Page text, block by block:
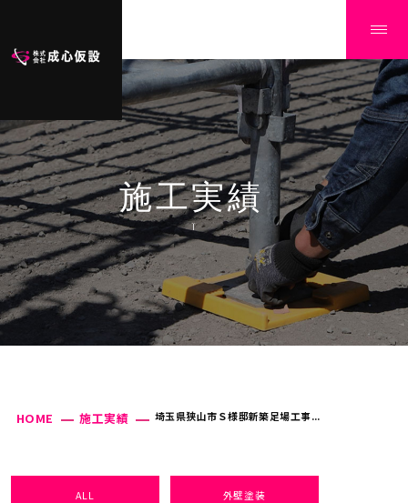
施工実績
Ï
HOME 施工実績 埼玉県狭山市Ｓ様邸新築足場工事...
ALL 外壁塗装